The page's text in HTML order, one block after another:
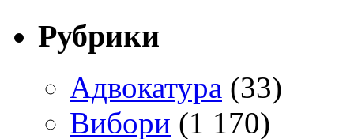
Рубрики
Адвокатура (33)
Вибори (1 170)